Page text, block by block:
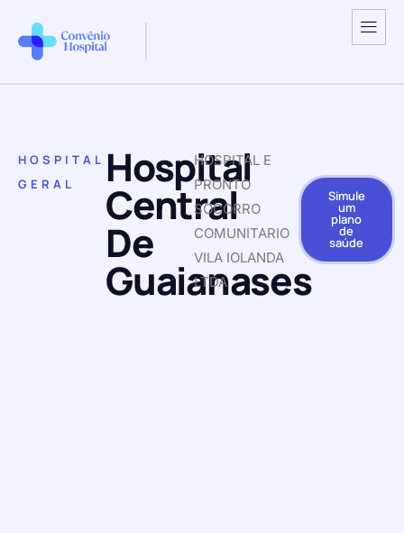
HOSPITAL
GERAL
Hospital
Central
De
Guaianases
HOSPITAL E
PRONTO
SOCORRO
COMUNITARIO
VILA IOLANDA
LTDA
Simule
um
plano
de
saúde